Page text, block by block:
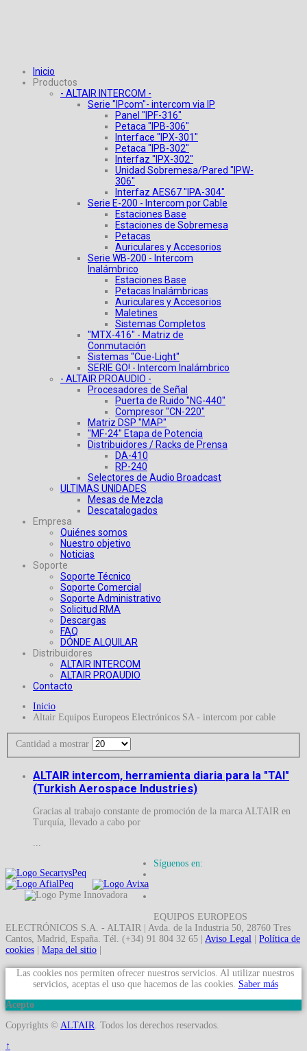
Inicio
Productos
- ALTAIR INTERCOM -
Serie "IPcom"- intercom via IP
Panel "IPF-316"
Petaca "IPB-306"
Interface "IPX-301"
Petaca "IPB-302"
Interfaz "IPX-302"
Unidad Sobremesa/Pared "IPW-
306"
Interfaz AES67 "IPA-304"
Serie E-200 - Intercom por Cable
Estaciones Base
Estaciones de Sobremesa
Petacas
Auriculares y Accesorios
Serie WB-200 - Intercom
Inalámbrico
Estaciones Base
Petacas Inalámbricas
Auriculares y Accesorios
Maletines
Sistemas Completos
"MTX-416" - Matriz de
Conmutación
Sistemas "Cue-Light"
SERIE GO! - Intercom Inalámbrico
- ALTAIR PROAUDIO -
Procesadores de Señal
Puerta de Ruido "NG-440"
Compresor "CN-220"
Matriz DSP "MAP"
"MF-24" Etapa de Potencia
Distribuidores / Racks de Prensa
DA-410
RP-240
Selectores de Audio Broadcast
ULTIMAS UNIDADES
Mesas de Mezcla
Descatalogados
Empresa
Quiénes somos
Nuestro objetivo
Noticias
Soporte
Soporte Técnico
Soporte Comercial
Soporte Administrativo
Solicitud RMA
Descargas
FAQ
DÓNDE ALQUILAR
Distribuidores
ALTAIR INTERCOM
ALTAIR PROAUDIO
Contacto
Inicio
Altair Equipos Europeos Electrónicos SA - intercom por cable
Cantidad a mostrar
ALTAIR intercom, herramienta diaria para la "TAI"
(Turkish Aerospace Industries)
Gracias al trabajo constante de promoción de la marca ALTAIR en
Turquía, llevado a cabo por
...
Síguenos en:
EQUIPOS EUROPEOS
ELECTRÓNICOS S.A. - ALTAIR | Avda. de la Industria 50, 28760 Tres
Cantos, Madrid, España. Tél. (+34) 91 804 32 65 | Aviso Legal
Política de
cookies
Mapa del sitio
Las cookies nos permiten ofrecer nuestros servicios. Al utilizar nuestros
servicios, aceptas el uso que hacemos de las cookies. Saber más
Acepto
Copyrights © ALTAIR . Todos los derechos reservados.
↑